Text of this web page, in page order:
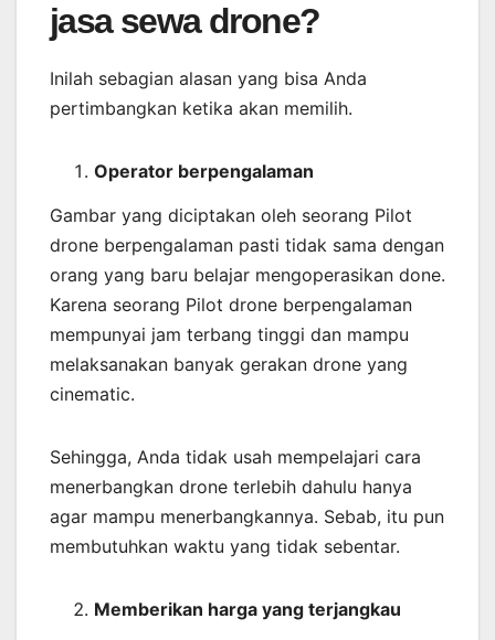
jasa sewa drone?
Inilah sebagian alasan yang bisa Anda
pertimbangkan ketika akan memilih.
Operator berpengalaman
Gambar yang diciptakan oleh seorang Pilot
drone berpengalaman pasti tidak sama dengan
orang yang baru belajar mengoperasikan done.
Karena seorang Pilot drone berpengalaman
mempunyai jam terbang tinggi dan mampu
melaksanakan banyak gerakan drone yang
cinematic.
Sehingga, Anda tidak usah mempelajari cara
menerbangkan drone terlebih dahulu hanya
agar mampu menerbangkannya. Sebab, itu pun
membutuhkan waktu yang tidak sebentar.
Memberikan harga yang terjangkau